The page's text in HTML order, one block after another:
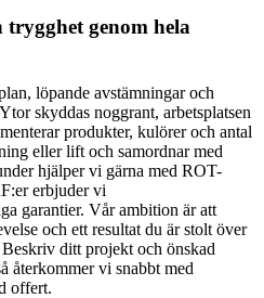
genom hela
löpande avstämningar och
skyddas noggrant, arbetsplatsen
produkter, kulörer och antal
eller lift och samordnar med
hjälper vi gärna med ROT-
erbjuder vi
garantier. Vår ambition är att
och ett resultat du är stolt över
ditt projekt och önskad
återkommer vi snabbt med
offert.